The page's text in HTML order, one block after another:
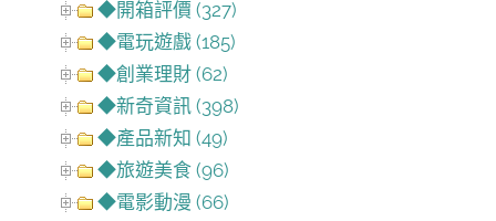
◆開箱評價 (327)
◆電玩遊戲 (185)
◆創業理財 (62)
◆新奇資訊 (398)
◆產品新知 (49)
◆旅遊美食 (96)
◆電影動漫 (66)